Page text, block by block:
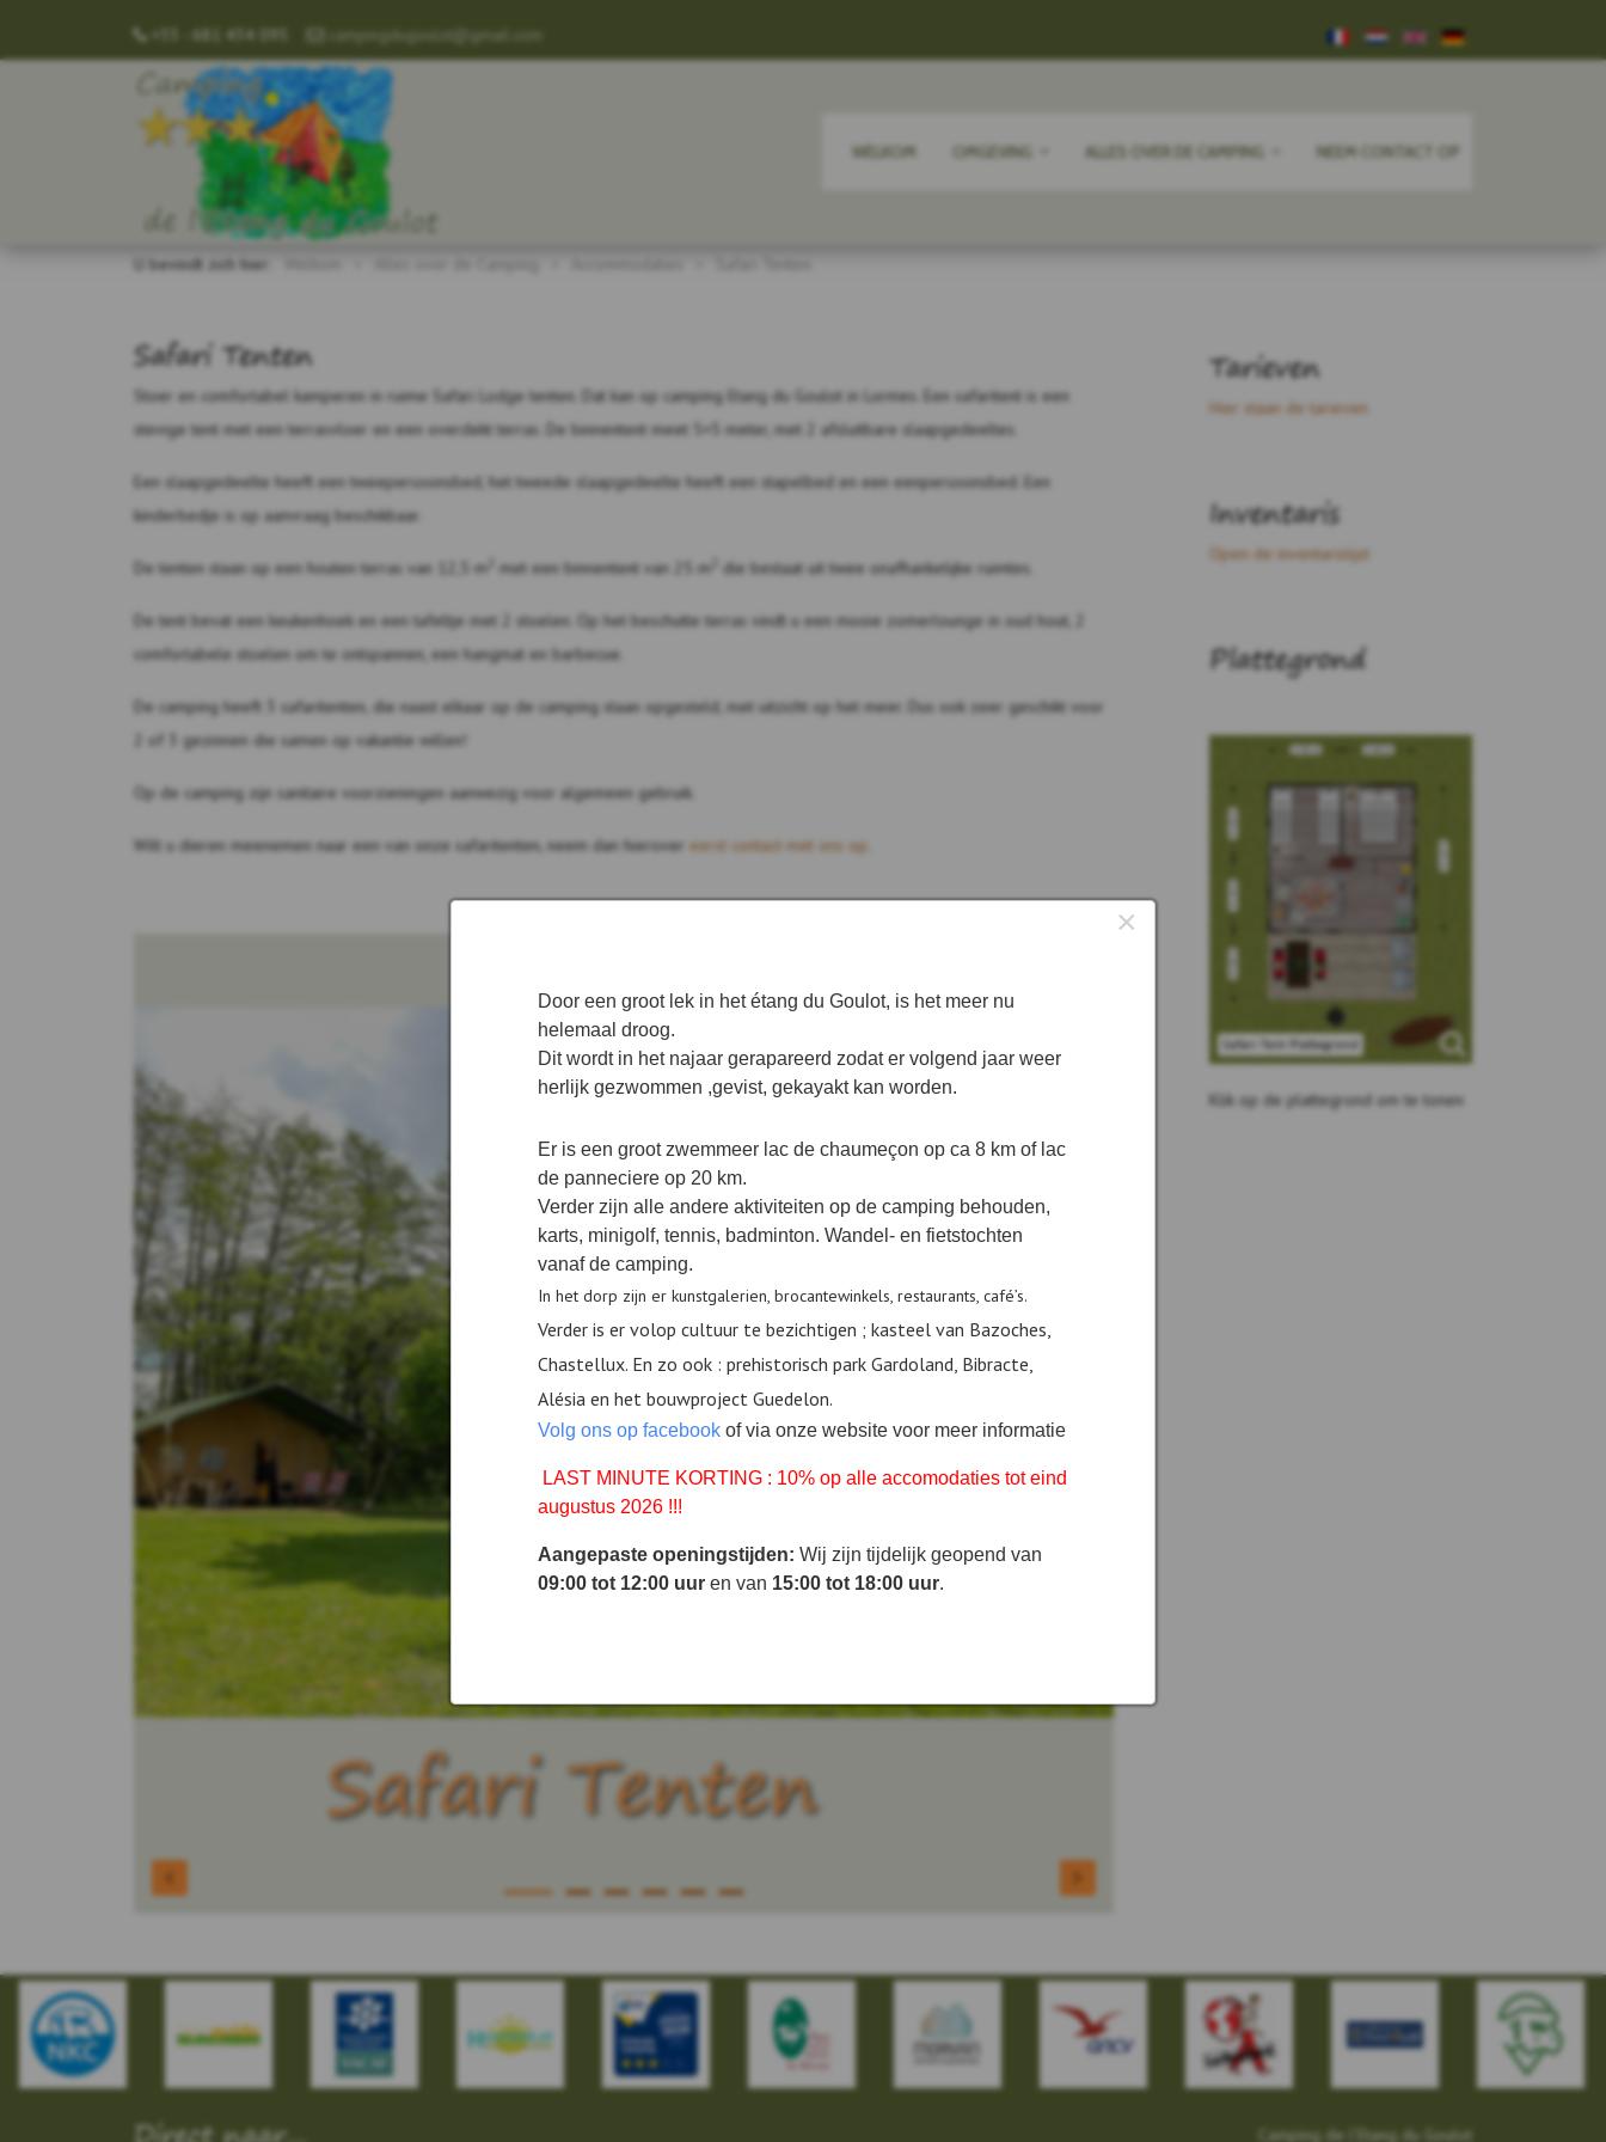
+33 - 681 434 095 campingdugoulot@gmail.com
WELKOM OMGEVING ALLES OVER DE CAMPING NEEM CONTACT OP
U bevindt zich hier:
Tarieven
Hier staan de tarieven
Inventaris
Open de inventarislijst
Plattegrond
Klik op de plattegrond om te tonen
Safari Tenten
Stoer en comfortabel kamperen in ruime Safari Lodge tenten. Dat kan op camping Etang du Goulot in Lormes. Een safaritent is een
stevige tent met een terrasvloer en een overdekt terras. De binnentent meet 5×5 meter, met 2 afsluitbare slaapgedeeltes.
Een slaapgedeelte heeft een tweepersoonsbed, het tweede slaapgedeelte heeft een stapelbed en een eenpersoonsbed. Een
kinderbedje is op aanvraag beschikbaar.
De tenten staan ​​op een houten terras van 12,5 m met een binnentent van 25 m die bestaat uit twee onafhankelijke ruimtes.
De tent bevat een keukenhoek en een tafeltje met 2 stoelen. Op het beschutte terras vindt u een mooie zomerlounge in oud hout, 2
comfortabele stoelen om te ontspannen, een hangmat en barbecue.
De camping heeft 3 safaritenten, die naast elkaar op de camping staan ​​opgesteld, met uitzicht op het meer. Dus ook zeer geschikt voor
2 of 3 gezinnen die samen op vakantie willen!
Op de camping zijn sanitaire voorzieningen aanwezig voor algemeen gebruik.
Wilt u dieren meenemen naar een van onze safaritenten, neem dan hierover eerst contact met ons op
Safari Tenten
Camping de l’Etang du Goulot
×
Door een groot lek in het étang du Goulot, is het meer nu
helemaal droog.
Dit wordt in het najaar gerapareerd zodat er volgend jaar weer
herlijk gezwommen ,gevist, gekayakt kan worden.
Er is een groot zwemmeer lac de chaumeçon op ca 8 km of lac
de panneciere op 20 km.
Verder zijn alle andere aktiviteiten op de camping behouden,
karts, minigolf, tennis, badminton. Wandel- en fietstochten
vanaf de camping.
In het dorp zijn er kunstgalerien, brocantewinkels, restaurants, café’s.
Verder is er volop cultuur te bezichtigen ; kasteel van Bazoches,
Chastellux. En zo ook : prehistorisch park Gardoland, Bibracte,
Alésia en het bouwproject Guedelon.
Volg ons op facebook of via onze website voor meer informatie
LAST MINUTE KORTING : 10% op alle accomodaties tot eind
augustus 2026 !!!
Aangepaste openingstijden: Wij zijn tijdelijk geopend van
09:00 tot 12:00 uur en van 15:00 tot 18:00 uur.